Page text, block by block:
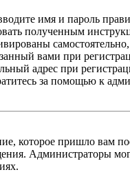
имя и пароль
полученным
вами при
адрес при
за помощью к
которое пришло вам
Администраторы